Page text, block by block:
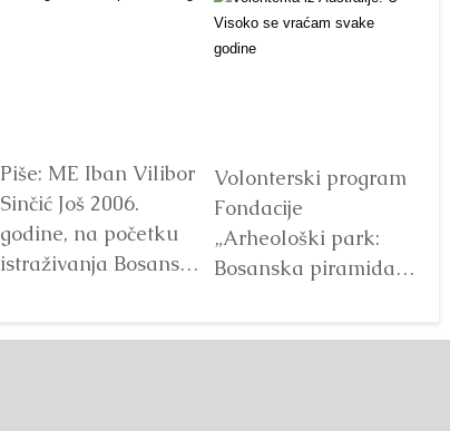
Piše: ME Iban Vilibor
Sinčić Još 2006.
godine, na početku
istraživanja Bosanske
Volonterski program
Fondacije
„Arheološki park:
Bosanska piramida